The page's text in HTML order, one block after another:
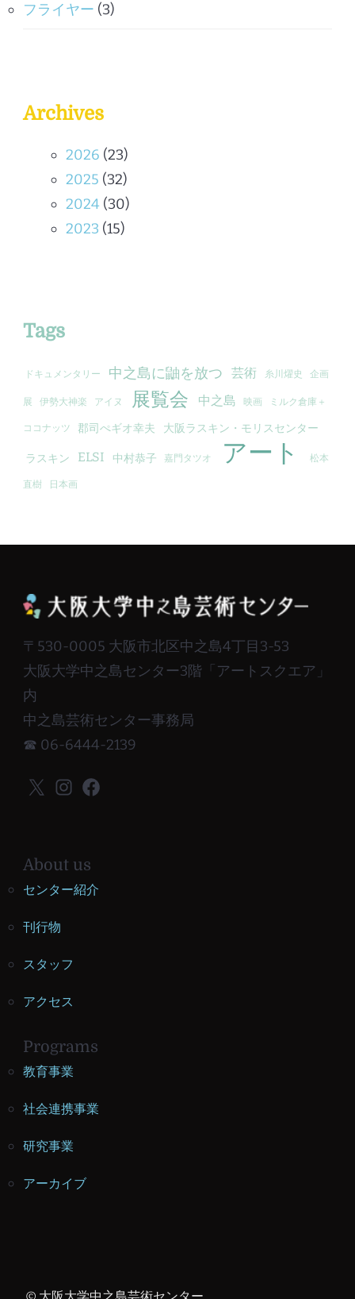
フライヤー (3)
Archives
2026 (23)
2025 (32)
2024 (30)
2023 (15)
Tags
ドキュメンタリー 中之島に鼬を放つ 芸術 糸川燿史 企画
展 伊勢大神楽 アイヌ 展覧会 中之島 映画 ミルク倉庫＋
ココナッツ 郡司ぺギオ幸夫 大阪ラスキン・モリスセンター
ラスキン ELSI 中村恭子 嘉門タツオ アート 松本
直樹 日本画
〒530-0005 大阪市北区中之島4丁目3-53
大阪大学中之島センター3階「アートスクエア」
内
中之島芸術センター事務局
☎ 06-6444-2139
X Instagram
Facebook
About us
センター紹介
刊行物
スタッフ
アクセス
Programs
教育事業
社会連携事業
研究事業
アーカイブ